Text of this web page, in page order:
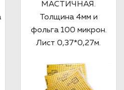
МАСТИЧНАЯ.
Толщина 4мм и
фольга 100 микрон.
Лист 0,37*0,27м.